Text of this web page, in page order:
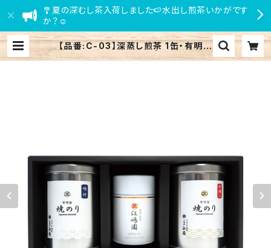
🎐夏の深むし茶入荷しました🍉水出し煎茶いかがです
か？☺
【品番:C-03】深蒸し煎茶 1缶・有明海
産 海苔(小) 2缶セット | 小田原 江嶋